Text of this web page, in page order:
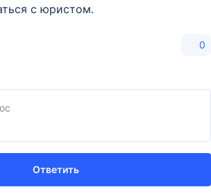
с юристом.
0
Ответить